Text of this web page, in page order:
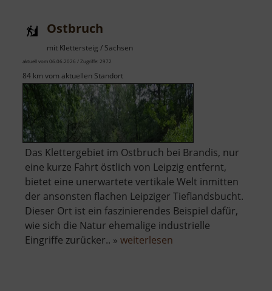
Ostbruch
mit Klettersteig / Sachsen
aktuell vom 06.06.2026 / Zugriffe: 2972
84 km vom aktuellen Standort
Das Klettergebiet im Ostbruch bei Brandis, nur
eine kurze Fahrt östlich von Leipzig entfernt,
bietet eine unerwartete vertikale Welt inmitten
der ansonsten flachen Leipziger Tieflandsbucht.
Dieser Ort ist ein faszinierendes Beispiel dafür,
wie sich die Natur ehemalige industrielle
Eingriffe zurücker.. » weiterlesen